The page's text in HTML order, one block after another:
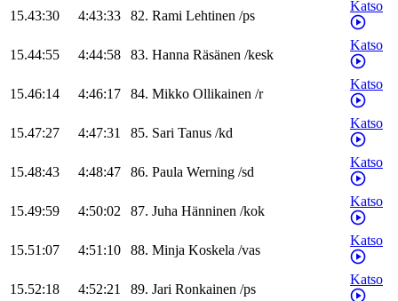
15.43:30 4:43:33 82. Rami Lehtinen /ps
Katso
15.44:55 4:44:58 83. Hanna Räsänen /kesk
Katso
15.46:14 4:46:17 84. Mikko Ollikainen /r
Katso
15.47:27 4:47:31 85. Sari Tanus /kd
Katso
15.48:43 4:48:47 86. Paula Werning /sd
Katso
15.49:59 4:50:02 87. Juha Hänninen /kok
Katso
15.51:07 4:51:10 88. Minja Koskela /vas
Katso
15.52:18 4:52:21 89. Jari Ronkainen /ps
Katso